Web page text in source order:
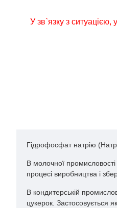
У зв`язку з ситуацією,
Гідрофосфат натрію
В молочної
процесі виробництва і
В кондитерській
цукерок. Застосовується